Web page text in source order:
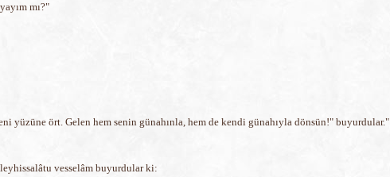
mı?"
yüzüne ört. Gelen hem senin günahınla, hem de kendi günahıyla dönsün!" buyurdular."
vesselâm buyurdular ki: